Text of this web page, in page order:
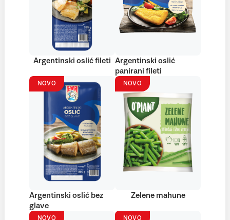
Argentinski oslić fileti Argentinski oslić
panirani fileti
NOVO
Argentinski oslić bez
glave
NOVO
Zelene mahune
NOVO NOVO